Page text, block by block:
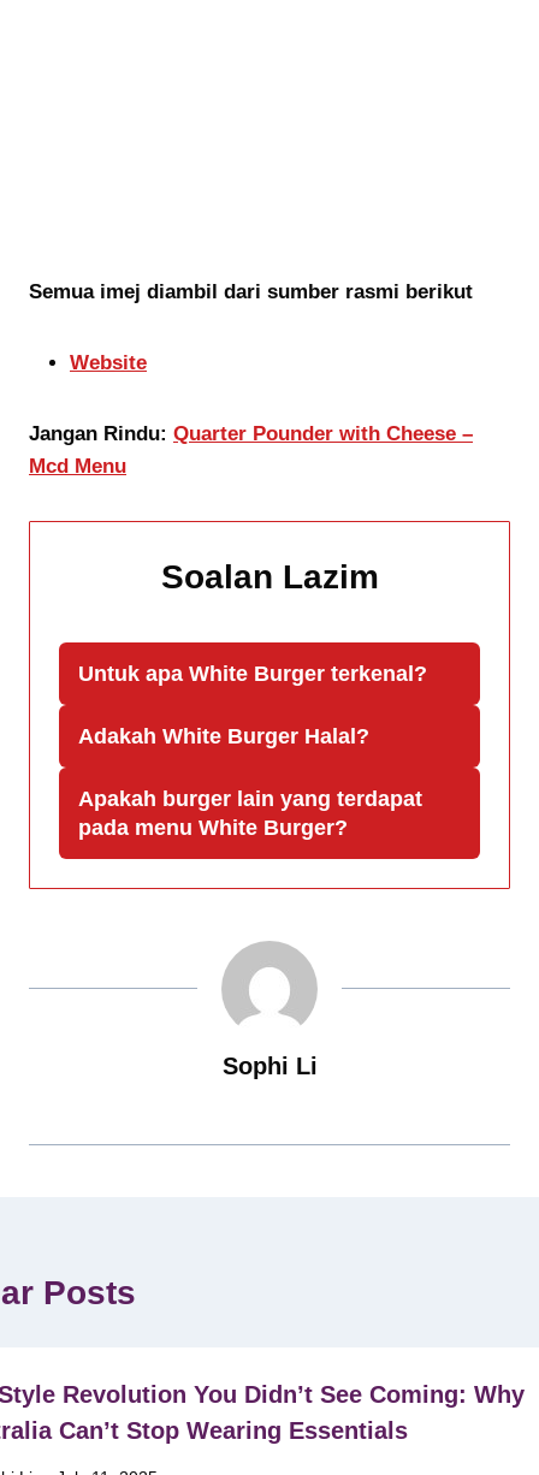
Semua imej diambil dari sumber rasmi berikut
Website
Jangan Rindu: Quarter Pounder with Cheese –
Mcd Menu
Soalan Lazim
Untuk apa White Burger terkenal?
Adakah White Burger Halal?
Apakah burger lain yang terdapat
pada menu White Burger?
Sophi Li
Posts
Revolution You Didn’t See Coming: Why
Can’t Stop Wearing Essentials